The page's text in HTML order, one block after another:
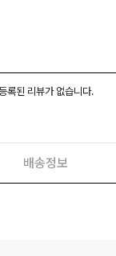
록된 리뷰가 없습니다.
배송정보